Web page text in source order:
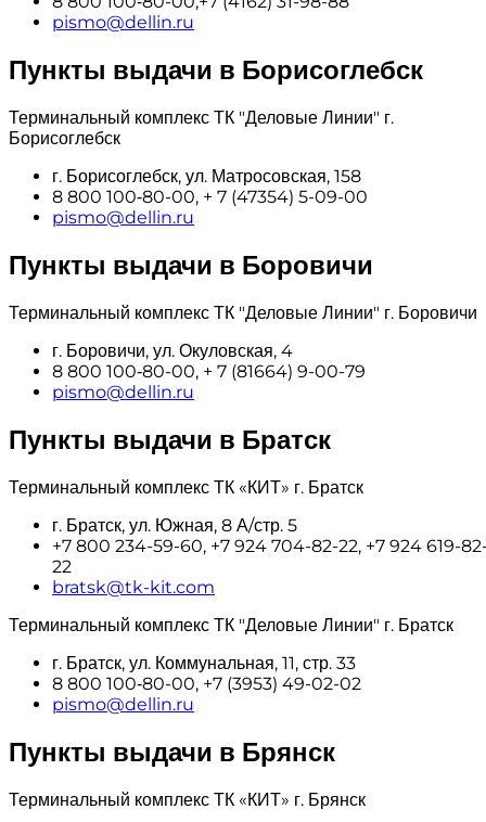
pismo@dellin.ru
Пункты выдачи в Борисоглебск
Терминальный комплекс ТК "Деловые Линии" г.
Борисоглебск
г. Борисоглебск, ул. Матросовская, 158
8 800 100‑80-00, + 7 (47354) 5-09-00
pismo@dellin.ru
Пункты выдачи в Боровичи
Терминальный комплекс ТК "Деловые Линии" г. Боровичи
г. Боровичи, ул. Окуловская, 4
8 800 100‑80-00, + 7 (81664) 9-00-79
pismo@dellin.ru
Пункты выдачи в Братск
Терминальный комплекс ТК «КИТ» г. Братск
г. Братск, ул. Южная, 8 А/стр. 5
+7 800 234-59-60, +7 924 704-82-22, +7 924 619-
22
bratsk@tk-kit.com
Терминальный комплекс ТК "Деловые Линии" г. Братск
г. Братск, ул. Коммунальная, 11, стр. 33
8 800 100‑80-00, +7 (3953) 49-02-02
pismo@dellin.ru
Пункты выдачи в Брянск
Терминальный комплекс ТК «КИТ» г. Брянск